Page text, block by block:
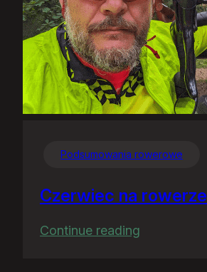
Podsumowania rowerowe
Czerwiec na rowerze
Continue reading